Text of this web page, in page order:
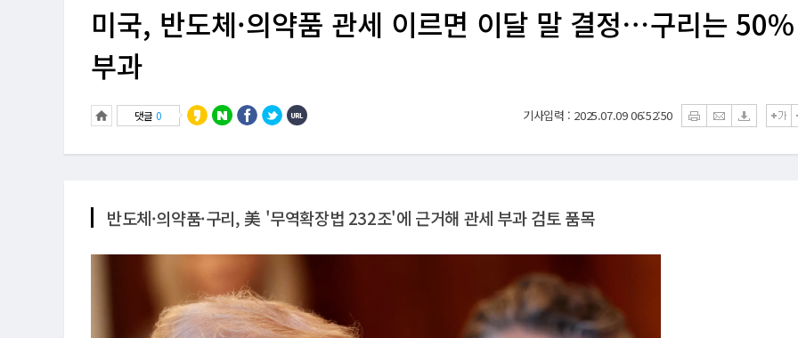
미국, 반도체·의약품 관세 이르면 이달 말 결정⋯구리는 50%
부과
댓글 0 기사입력 : 2025.07.09 06:52:50
반도체·의약품·구리, 美 '무역확장법 232조'에 근거해 관세 부과 검토 품목